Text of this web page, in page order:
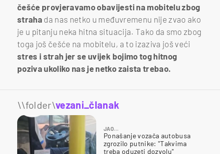
češće provjeravamo obavijesti na mobitelu zbog
straha da nas netko u međuvremenu nije zvao ako
je u pitanju neka hitna situacija. Tako da smo zbog
toga još češće na mobitelu, a to izaziva još veći
stres i strah jer se uvijek bojimo tog hitnog
poziva ukoliko nas je netko zaista trebao.
\\folder\vezani_članak
JAO…
Ponašanje vozača autobusa
zgrozilo putnike: "Takvima
treba oduzeti dozvolu"